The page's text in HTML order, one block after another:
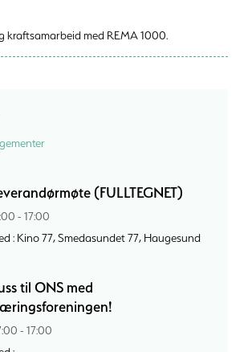
kraftsamarbeid med REMA 1000.
(FULLTEGNET)
- 17:00
: Kino 77, Smedasundet 77, Haugesund
til ONS med
- 17:00